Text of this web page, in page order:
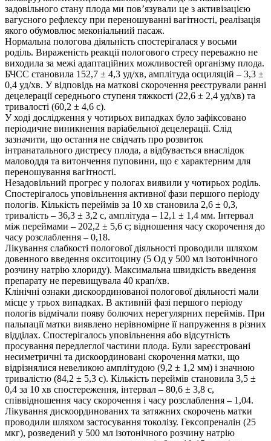
задовільного стану плода ми пов’язували це з активізацією
вагусного рефлексу при переношуванні вагітності, реалізація
якого обумовлює меконіальний пасаж.
Нормальна пологова діяльність спостерігалася у восьми
роділь. Вираженість реакції пологового стресу переважно не
виходила за межі адаптаційних можливостей організму плода.
БЧСС становила 152,7 ± 4,3 уд/хв, амплітуда осциляцій – 3,3 ±
0,4 уд/хв. У відповідь на маткові скорочення реєстрували ранні
децелерації середнього ступеня тяжкості (22,6 ± 2,4 уд/хв) та
тривалості (60,2 ± 4,6 с).
У ході дослідження у чотирьох випадках було зафіксовано
періодичне виникнення варіабельної децелерації. Слід
зазначити, що остання не свідчать про розвиток
інтранатального дистресу плода, а відбувається внаслідок
маловоддя та витончення пуповини, що є характерним для
переношування вагітності.
Незадовільний прогрес у пологах виявили у чотирьох роділь.
Спостерігалось уповільнення активної фази першого періоду
пологів. Кількість переймів за 10 хв становила 2,6 ± 0,3,
тривалість – 36,3 ± 3,2 с, амплітуда – 12,1 ± 1,4 мм. Інтервал
між переймами – 202,2 ± 5,6 с; відношення часу скорочення до
часу розслаблення – 0,18.
Лікування слабкості пологової діяльності проводили шляхом
довенного введення окситоцину (5 Од у 500 мл ізотонічного
розчину натрію хлориду). Максимальна швидкість введення
препарату не перевищувала 40 крап/хв.
Клінічні ознаки дискоординованої пологової діяльності мали
місце у трьох випадках. В активній фазі першого періоду
пологів відмічали появу болючих нерегулярних переймів. При
пальпації матки виявлено нерівномірне її напруження в різних
відділах. Спостерігалось уповільнення або відсутність
просування передлеглої частини плода. Були зареєстровані
несиметричні та дискоординовані скорочення матки, що
відрізнялися невеликою амплітудою (9,2 ± 1,2 мм) і значною
тривалістю (84,2 ± 5,3 с). Кількість переймів становила 3,5 ±
0,4 за 10 хв спостереження, інтервал – 80,6 ± 3,8 с,
співвідношення часу скорочення і часу розслаблення – 1,04.
Лікування дискоординованих та затяжних скорочень матки
проводили шляхом застосування токолізу. Гексопреналін (25
мкг), розведений у 500 мл ізотонічного розчину натрію